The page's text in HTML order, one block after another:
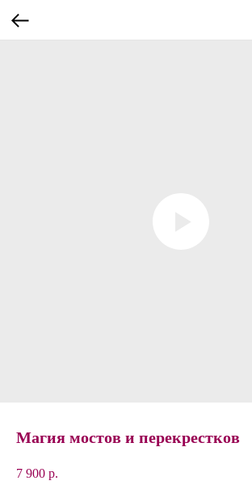
Магия мостов и перекрестков
7 900 р.